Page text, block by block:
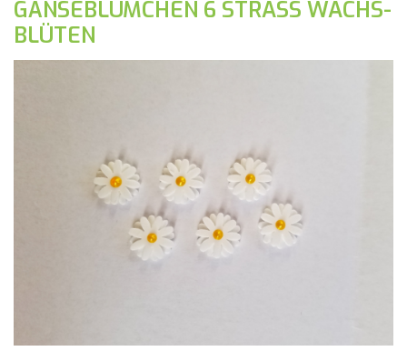
GÄNSEBLÜMCHEN 6 STRASS WACHS-
BLÜTEN